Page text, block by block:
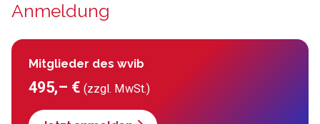
Anmeldung
Mitglieder des wvib
495,– €(zzgl. MwSt.)